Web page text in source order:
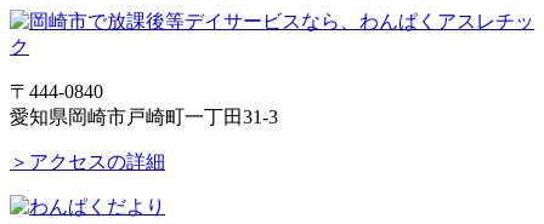
〒444-0840
愛知県岡崎市戸崎町一丁田31-3
＞アクセスの詳細